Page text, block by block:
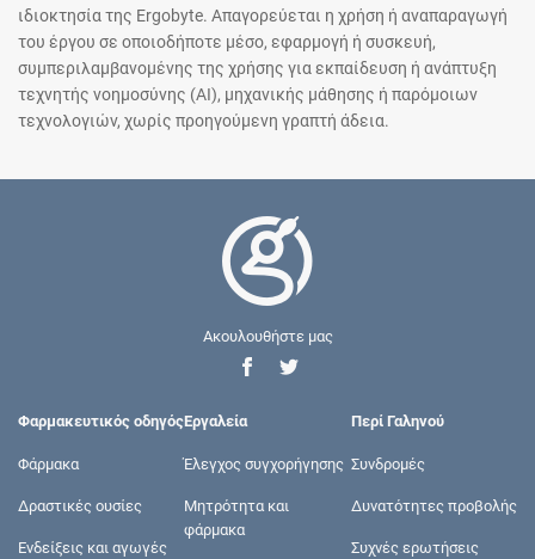
ιδιοκτησία της Ergobyte. Απαγορεύεται η χρήση ή αναπαραγωγή
του έργου σε οποιοδήποτε μέσο, εφαρμογή ή συσκευή,
συμπεριλαμβανομένης της χρήσης για εκπαίδευση ή ανάπτυξη
τεχνητής νοημοσύνης (AI), μηχανικής μάθησης ή παρόμοιων
τεχνολογιών, χωρίς προηγούμενη γραπτή άδεια.
Ακουλουθήστε μας
Φαρμακευτικός οδηγός
Φάρμακα
Δραστικές ουσίες
Ενδείξεις και αγωγές
Εργαλεία
Έλεγχος συγχορήγησης
Μητρότητα και
φάρμακα
Περί Γαληνού
Συνδρομές
Δυνατότητες προβολής
Συχνές ερωτήσεις